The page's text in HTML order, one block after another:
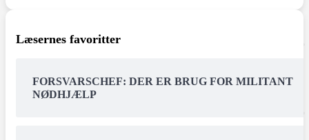
Læsernes favoritter
FORSVARSCHEF: DER ER BRUG FOR MILITANT
NØDHJÆLP